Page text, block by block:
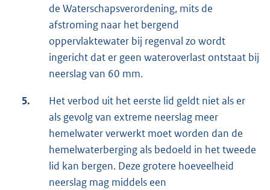
de Waterschapsverordening, mits de
afstroming naar het bergend
oppervlaktewater bij regenval zo wordt
ingericht dat er geen wateroverlast ontstaat bij
neerslag van 60 mm.
5.
Het verbod uit het eerste lid geldt niet als er
als gevolg van extreme neerslag meer
hemelwater verwerkt moet worden dan de
hemelwaterberging als bedoeld in het tweede
lid kan bergen. Deze grotere hoeveelheid
neerslag mag middels een